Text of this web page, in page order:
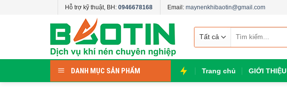
Hỗ trợ kỹ thuật, BH: 0946678168 Email: maynenkhibaotin@gmail.com
kiếm:
DANH MỤC SẢN PHẨM Trang chủ GIỚI THIỆU